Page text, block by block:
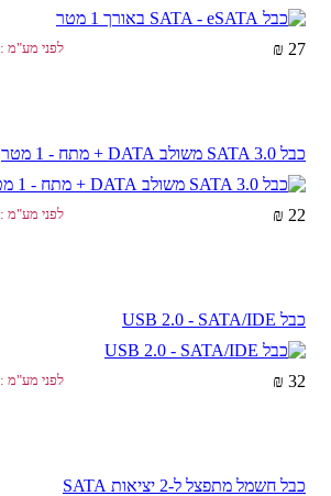
לפני מע"מ : 23.08 ₪ 27 ₪
כבל SATA 3.0 משולב DATA + מתח - 1 מטר
לפני מע"מ : 18.80 ₪ 22 ₪
כבל USB 2.0 - SATA/IDE
לפני מע"מ : 27.35 ₪ 32 ₪
כבל חשמל מתפצל ל-2 יציאות SATA